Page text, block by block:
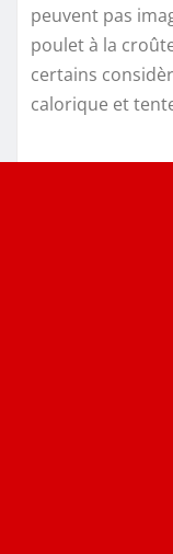
peuvent pas
poulet à la
certains
calorique et